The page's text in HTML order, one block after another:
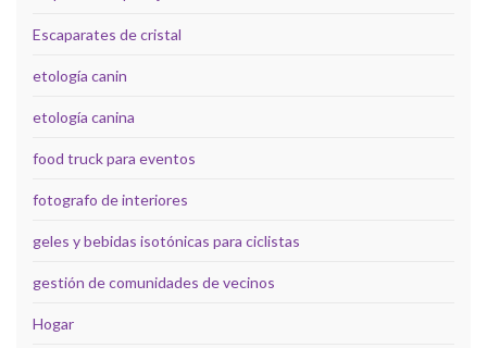
Escaparates de cristal
etología canin
etología canina
food truck para eventos
fotografo de interiores
geles y bebidas isotónicas para ciclistas
gestión de comunidades de vecinos
Hogar